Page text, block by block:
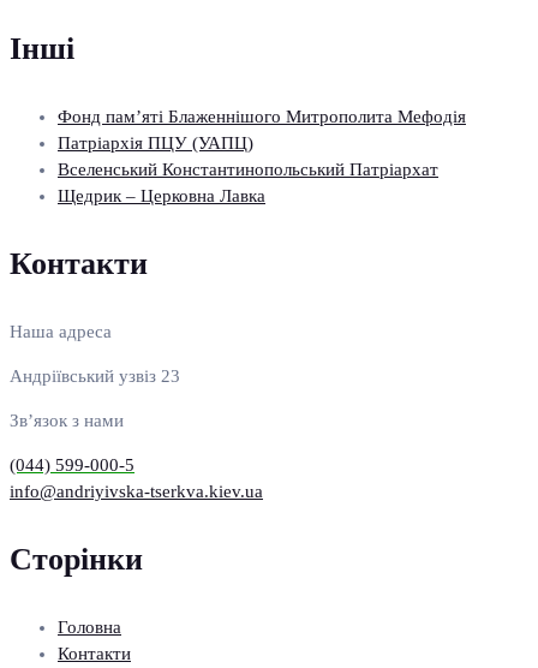
Інші
Фонд пам’яті Блаженнішого Митрополита Мефодія
Патріархія ПЦУ (УАПЦ)
Вселенський Константинопольський Патріархат
Щедрик – Церковна Лавка
Контакти
Наша адреса
Андріївський узвіз 23
Зв’язок з нами
(044) 599-000-5
info@andriyivska-tserkva.kiev.ua
Сторінки
Головна
Контакти